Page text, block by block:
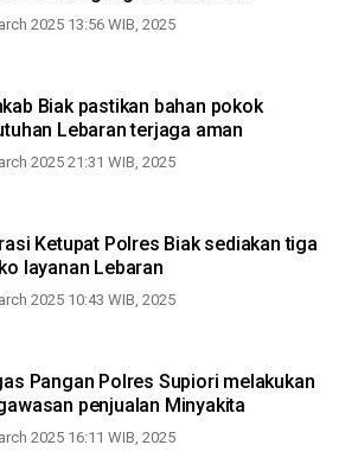
2025 13:56 WIB, 2025
Biak pastikan bahan pokok
Lebaran terjaga aman
2025 21:31 WIB, 2025
Ketupat Polres Biak sediakan tiga
layanan Lebaran
2025 10:43 WIB, 2025
Pangan Polres Supiori melakukan
penjualan Minyakita
2025 16:11 WIB, 2025